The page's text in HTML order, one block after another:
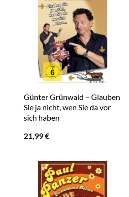
Günter Grünwald – Glauben
Sie ja nicht, wen Sie da vor
sich haben
21,99€